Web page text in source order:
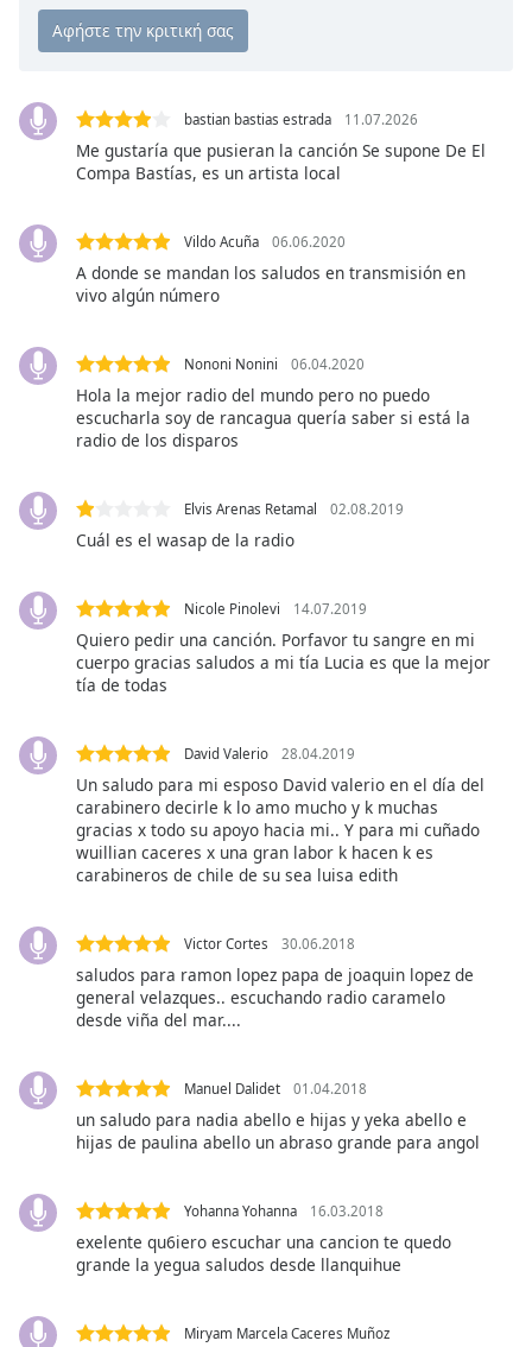
Chapters
descriptions
off
selected
subtitles
settings,
opens
settings
dialog
subtitles
Audio
Track
in-
Picture
Fullscreen
modal
window.
Beginning
Escape
will
window.
Opacity
Background
bastian bastias estrada 11.07.2026
Me gustaría que pusieran la canción Se supone De El
Compa Bastías, es un artista local
Vildo Acuña 06.06.2020
A donde se mandan los saludos en transmisión en
vivo algún número
Nononi Nonini 06.04.2020
Hola la mejor radio del mundo pero no puedo
escucharla soy de rancagua quería saber si está la
radio de los disparos
Elvis Arenas Retamal 02.08.2019
Cuál es el wasap de la radio
Nicole Pinolevi 14.07.2019
Quiero pedir una canción. Porfavor tu sangre en mi
cuerpo gracias saludos a mi tía Lucia es que la mejor
tía de todas
David Valerio 28.04.2019
Un saludo para mi esposo David valerio en el día del
carabinero decirle k lo amo mucho y k muchas
gracias x todo su apoyo hacia mi.. Y para mi cuñado
wuillian caceres x una gran labor k hacen k es
carabineros de chile de su sea luisa edith
Victor Cortes 30.06.2018
saludos para ramon lopez papa de joaquin lopez de
general velazques.. escuchando radio caramelo
desde viña del mar....
Manuel Dalidet 01.04.2018
un saludo para nadia abello e hijas y yeka abello e
hijas de paulina abello un abraso grande para angol
Yohanna Yohanna 16.03.2018
exelente qu6iero escuchar una cancion te quedo
grande la yegua saludos desde llanquihue
Miryam Marcela Caceres Muñoz